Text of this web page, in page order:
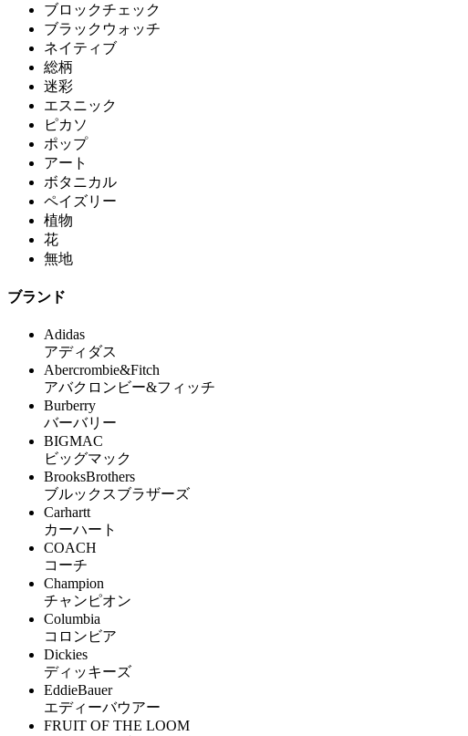
ブロックチェック
ブラックウォッチ
ネイティブ
総柄
迷彩
エスニック
ピカソ
ポップ
アート
ボタニカル
ペイズリー
植物
花
無地
ブランド
Adidas
アディダス
Abercrombie&Fitch
アバクロンビー&フィッチ
Burberry
バーバリー
BIGMAC
ビッグマック
BrooksBrothers
ブルックスブラザーズ
Carhartt
カーハート
COACH
コーチ
Champion
チャンピオン
Columbia
コロンビア
Dickies
ディッキーズ
EddieBauer
エディーバウアー
FRUIT OF THE LOOM